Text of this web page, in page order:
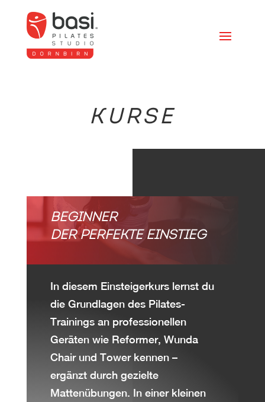
KURSE
BEGINNER
DER PERFEKTE EINSTIEG
In diesem Einsteigerkurs lernst du
die Grundlagen des Pilates-
Trainings an professionellen
Geräten wie Reformer, Wunda
Chair und Tower kennen –
ergänzt durch gezielte
Mattenübungen. In einer kleinen